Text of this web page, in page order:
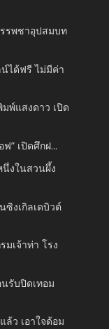
รพชาอุปสมบท
ได้ฟรี ไม่มีค่า
พ์แสงดาว เปิด
” เปิดศึกฝ...
นึ่งในสวนผึ้ง
ซิงเกิลเดบิวต์
มเจ้าท่า โรง
รับปิดเทอม
ล้ว เอาใจด้อม